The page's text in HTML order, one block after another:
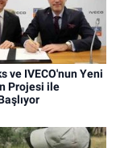
ve IVECO'nun Yeni
Projesi ile